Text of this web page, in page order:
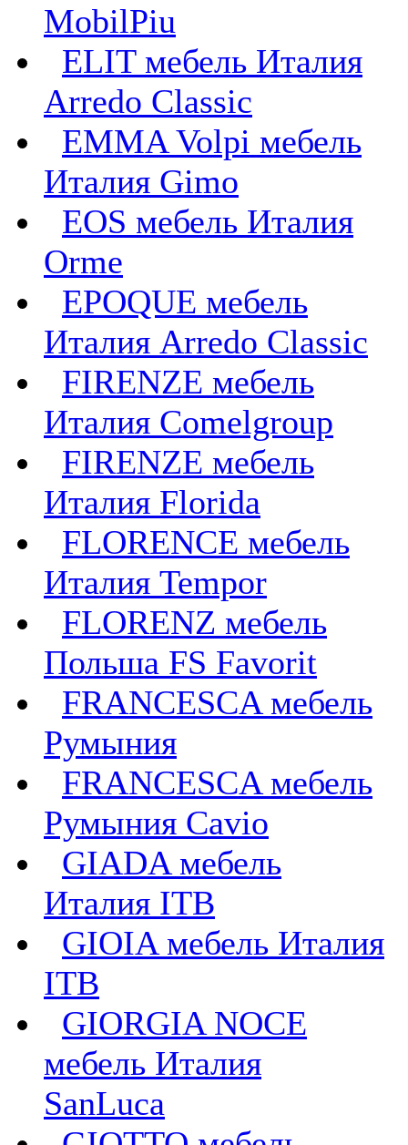
MobilPiu
ELIT мебель Италия
Arredo Classic
EMMA Volpi мебель
Италия Gimo
EOS мебель Италия
Orme
EPOQUE мебель
Италия Arredo Classic
FIRENZE мебель
Италия Comelgroup
FIRENZE мебель
Италия Florida
FLORENCE мебель
Италия Tempor
FLORENZ мебель
Польша FS Favorit
FRANCESCA мебель
Румыния
FRANCESCA мебель
Румыния Cavio
GIADA мебель
Италия ITB
GIOIA мебель Италия
ITB
GIORGIA NOCE
мебель Италия
SanLuca